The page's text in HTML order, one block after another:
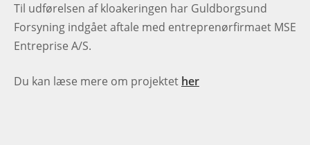
Til udførelsen af kloakeringen har Guldborgsund
Forsyning indgået aftale med entreprenørfirmaet MSE
Entreprise A/S.
Du kan læse mere om projektet her